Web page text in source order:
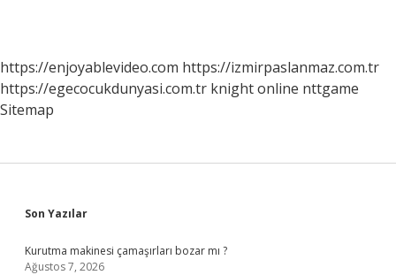
https://enjoyablevideo.com https://izmirpaslanmaz.com.tr
https://egecocukdunyasi.com.tr knight online nttgame
Sitemap
Sidebar
Son Yazılar
Kurutma makinesi çamaşırları bozar mı ?
Ağustos 7, 2026